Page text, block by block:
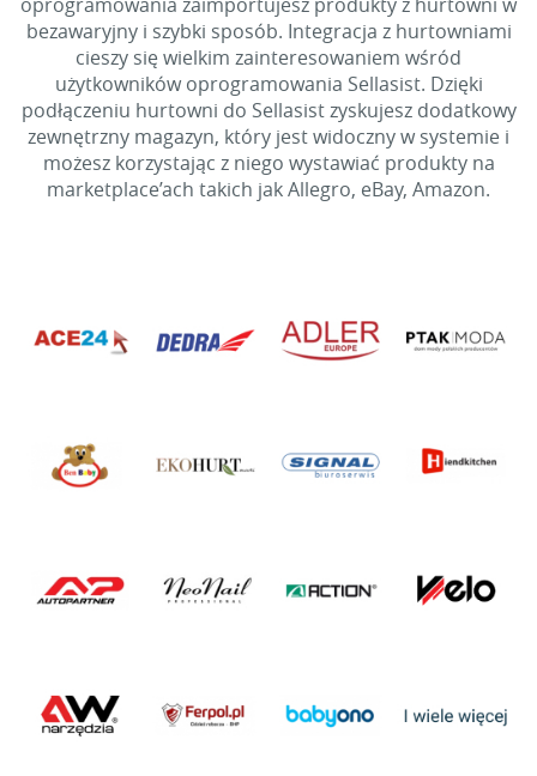
bezawaryjny i szybki sposób. Integracja z hurtowniami
cieszy się wielkim zainteresowaniem wśród
użytkowników oprogramowania Sellasist. Dzięki
podłączeniu hurtowni do Sellasist zyskujesz dodatkowy
zewnętrzny magazyn, który jest widoczny w systemie i
możesz korzystając z niego wystawiać produkty na
marketplace’ach takich jak Allegro, eBay, Amazon.